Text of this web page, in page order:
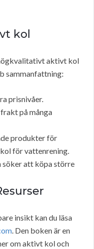
kol
aktivt kol
sammanfattning:
prisnivåer.
på många
produkter för
för vattenrening.
söker att köpa större
insikt kan du läsa
. Den boken är en
om aktivt kol och